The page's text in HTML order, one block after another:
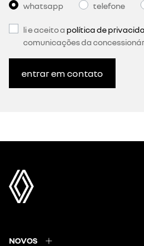
whatsapp telefone
li e aceito a política de
comunicações da
entrar em contato
NOVOS